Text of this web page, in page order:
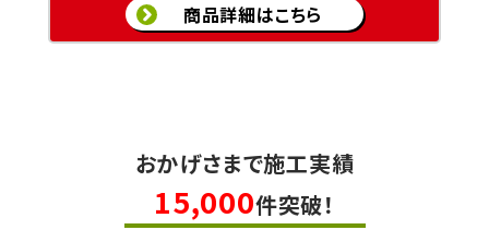
商品詳細はこちら
おかげさまで施工実績
15,000件突破！